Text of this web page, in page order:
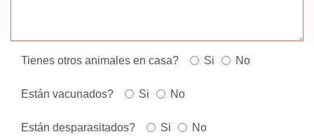
Tienes otros animales en casa? Si No
Están vacunados? Si No
Están desparasitados? Si No